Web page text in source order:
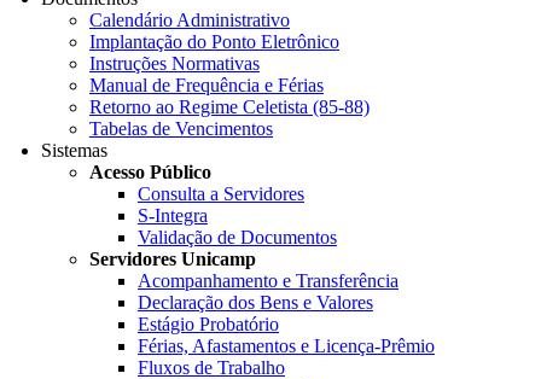
Calendário Administrativo
Implantação do Ponto Eletrônico
Instruções Normativas
Manual de Frequência e Férias
Retorno ao Regime Celetista (85-88)
Tabelas de Vencimentos
Sistemas
Acesso Público
Consulta a Servidores
S-Integra
Validação de Documentos
Servidores Unicamp
Acompanhamento e Transferência
Declaração dos Bens e Valores
Estágio Probatório
Férias, Afastamentos e Licença-Prêmio
Fluxos de Trabalho